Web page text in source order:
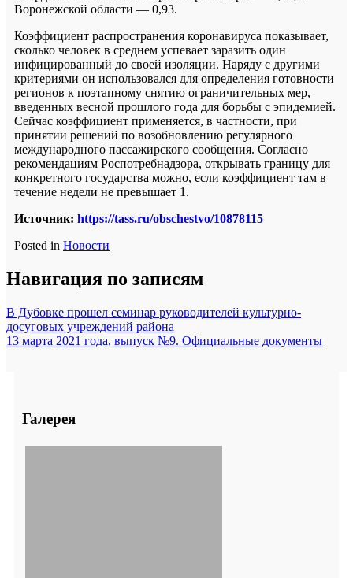
Воронежской области — 0,93.
Коэффициент распространения коронавируса показывает,
сколько человек в среднем успевает заразить один
инфицированный до своей изоляции. Наряду с другими
критериями он использовался для определения готовности
регионов к поэтапному снятию ограничительных мер,
введенных весной прошлого года для борьбы с эпидемией.
Сейчас коэффициент применяется, в частности, при
принятии решений по возобновлению регулярного
международного пассажирского сообщения. Согласно
рекомендациям Роспотребнадзора, открывать границу для
конкретного государства можно, если коэффициент там в
течение недели не превышает 1.
Источник: https://tass.ru/obschestvo/10878115
Posted in Новости
Навигация по записям
В Дубовке прошел семинар руководителей культурно-
досуговых учреждений района
13 марта 2021 года, выпуск №9. Официальные документы
Галерея